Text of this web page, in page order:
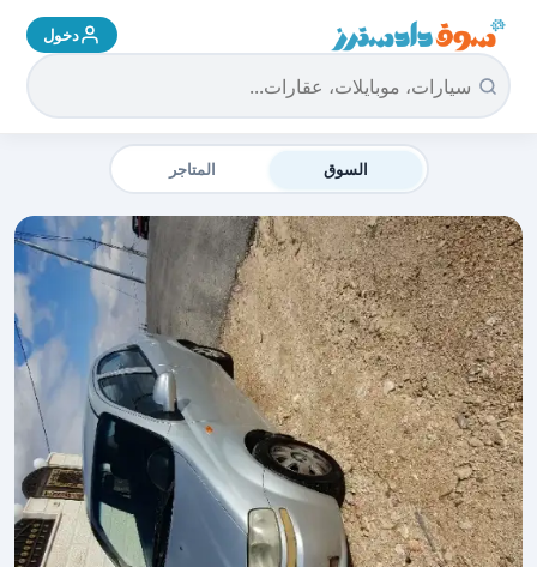
سوق دادسترز الرئيسية دخول
السوق المتاجر